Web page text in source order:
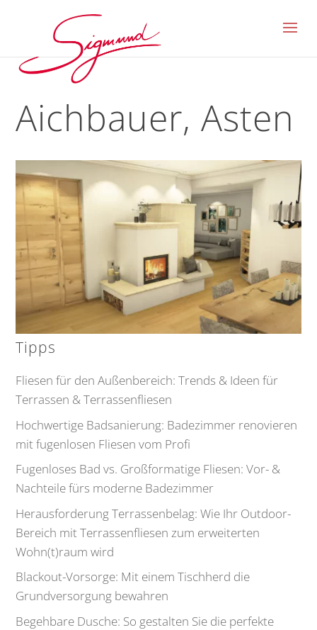
Aichbauer, Asten
Tipps
Fliesen für den Außenbereich: Trends & Ideen für
Terrassen & Terrassenfliesen
Hochwertige Badsanierung: Badezimmer renovieren
mit fugenlosen Fliesen vom Profi
Fugenloses Bad vs. Großformatige Fliesen: Vor- &
Nachteile fürs moderne Badezimmer
Herausforderung Terrassenbelag: Wie Ihr Outdoor-
Bereich mit Terrassenfliesen zum erweiterten
Wohn(t)raum wird
Blackout-Vorsorge: Mit einem Tischherd die
Grundversorgung bewahren
Begehbare Dusche: So gestalten Sie die perfekte